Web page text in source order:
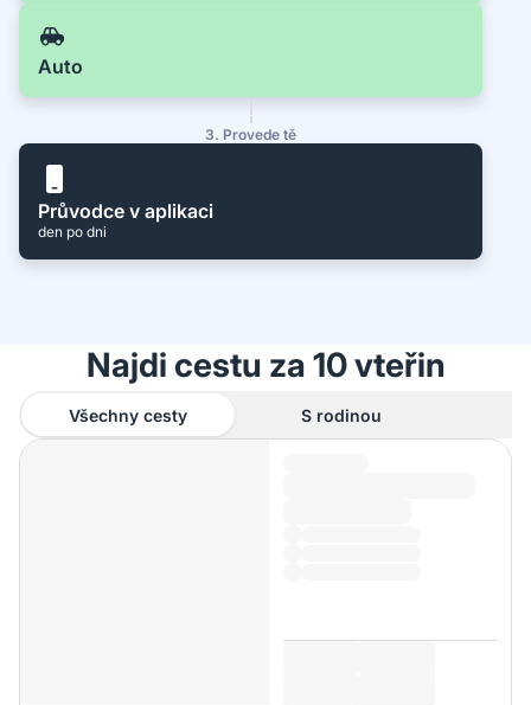
Auto
3. Provede tě
Průvodce v aplikaci
den po dni
Najdi cestu za 10 vteřin
Všechny cesty S rodinou